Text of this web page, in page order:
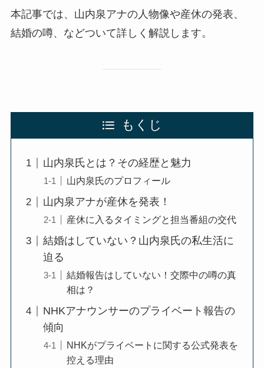
本記事では、山内泉アナの人物像や産休の発表、
結婚の噂、などついて詳しく解説します。
もくじ
山内泉氏とは？その経歴と魅力
山内泉氏のプロフィール
山内泉アナが産休を発表！
産休に入るタイミングと担当番組の交代
結婚はしていない？山内泉氏の私生活に
迫る
結婚報告はしていない！交際中の噂の真
相は？
NHKアナウンサーのプライベート報告の
傾向
NHKがプライベートに関する公式発表を
控える理由